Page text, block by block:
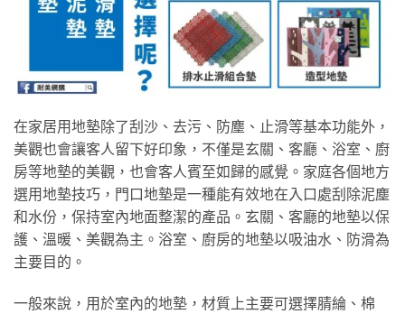
在家居用地墊除了刮沙、去污、防塵、止滑等基本功能外，
美觀也會讓客人留下好印象，不僅是玄關、客廳、浴室、廚
房等地墊的美觀，也會客人賓至如歸的感覺。家庭各個地方
選用地墊技巧，門口地墊是一種能有效地在入口處刮除泥塵
和水份，保持室內地面整潔的產品。玄關、客廳的地墊以保
護、溫暖、美觀為主。浴室、廚房的地墊以吸油水、防滑為
主要目的。
一般來說，用於室內的地墊，材質上主要可選擇腈綸、棉